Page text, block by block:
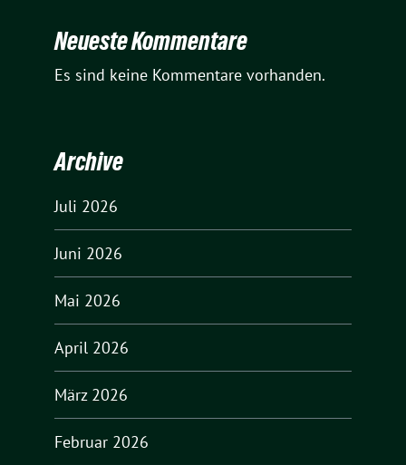
Neueste Kommentare
Es sind keine Kommentare vorhanden.
Archive
Juli 2026
Juni 2026
Mai 2026
April 2026
März 2026
Februar 2026